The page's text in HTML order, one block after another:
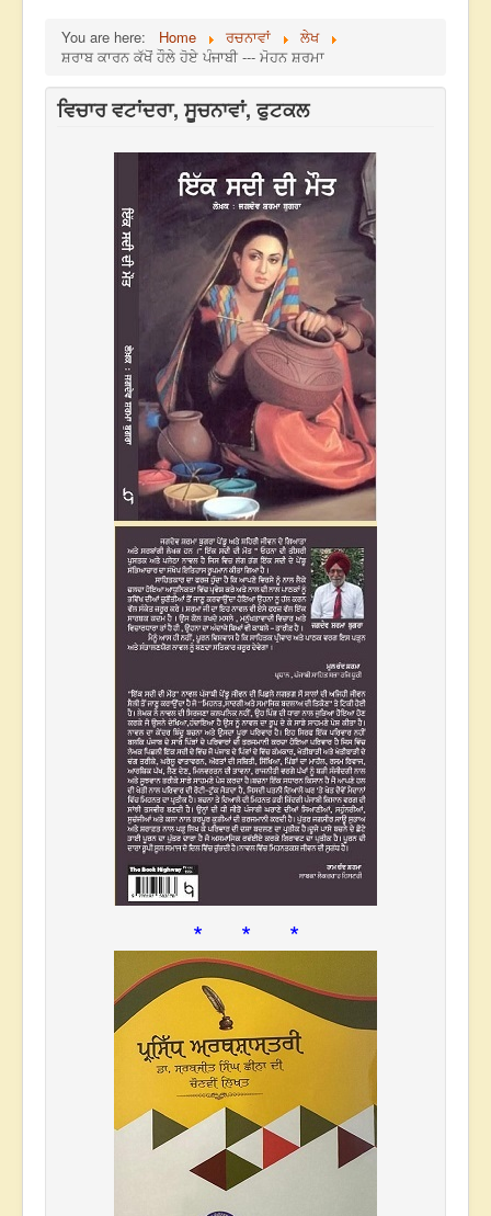
You are here: Home ਰਚਨਾਵਾਂ
ਲੇਖ
ਸ਼ਰਾਬ ਕਾਰਨ ਕੱਖੋਂ ਹੌਲੇ ਹੋਏ ਪੰਜਾਬੀ --- ਮੋਹਨ ਸ਼ਰਮਾ
ਵਿਚਾਰ ਵਟਾਂਦਰਾ, ਸੂਚਨਾਵਾਂ, ਫੁਟਕਲ
* * *